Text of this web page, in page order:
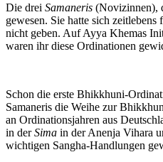
Die drei Samaneris (Novizinnen),
gewesen. Sie hatte sich
nicht geben. Auf Ayya Khemas
waren ihr diese Ordinationen
Schon die erste Bhikkhuni-
Samaneris die Weihe zur
an Ordinationsjahren aus
in derSima in der Anenja Vihara
wichtigen Sangha-Handlungen